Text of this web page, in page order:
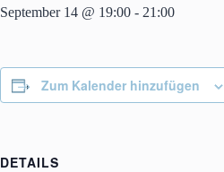
September 14 @ 19:00 - 21:00
Zum Kalender hinzufügen
DETAILS